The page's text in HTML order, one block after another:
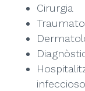
Cirurgia